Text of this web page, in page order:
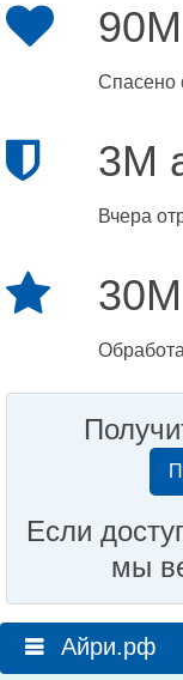
Спасено
3M
Вчера
Если
мы
Айри.рф